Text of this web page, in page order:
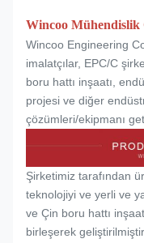
Wincoo
Wincoo Engineering
imalatçılar, EPC/C
boru hattı inşaatı,
projesi ve diğer
çözümleri/ekipmanı
Şirketimiz tarafından
teknolojiyi ve yerli ve
ve Çin boru hattı
birleşerek